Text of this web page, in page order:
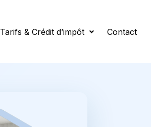
Tarifs & Crédit d’impôt Contact